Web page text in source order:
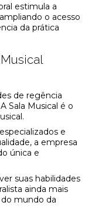
estimula a
o acesso
da prática
de regência
Sala Musical é o
e
a empresa
única e
suas habilidades
ainda mais
mundo da